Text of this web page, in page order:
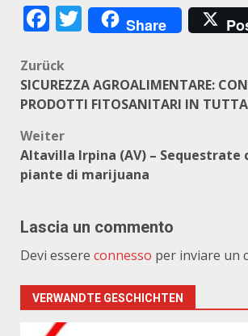
Facebook
Twitter
Share
Beitragsnavigation
Zurück
SICUREZZA AGROALIMENTARE:
PRODOTTI FITOSANITARI IN
Weiter
Altavilla Irpina (AV) – Sequestrate
piante di marijuana
Lascia un commento
Devi essere connesso per inviare un
VERWANDTE GESCHICHTEN